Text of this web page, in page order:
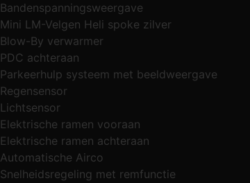
Bandenspanningsweergave
Mini LM-Velgen Heli spoke zilver
Blow-By verwarmer
PDC achteraan
Parkeerhulp systeem met beeldweergave
Regensensor
Lichtsensor
Elektrische ramen vooraan
Elektrische ramen achteraan
Automatische Airco
Snelheidsregeling met remfunctie